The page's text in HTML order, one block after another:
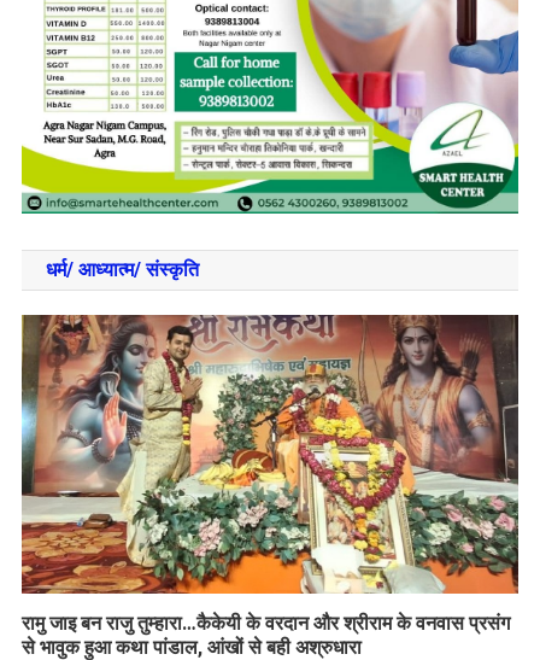
धर्म/ आध्‍यात्‍म/ संस्‍कृति
रामु जाइ बन राजु तुम्हारा…कैकेयी के वरदान और श्रीराम के वनवास प्रसंग
से भावुक हुआ कथा पांडाल, आंखों से बही अश्रुधारा